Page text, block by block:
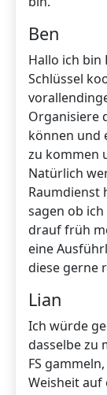
Ben
Hallo ich bin
Schlüssel
Organisiere
können und
zu kommen
Natürlich
Raumdienst
sagen ob
drauf früh
eine
diese gerne
Lian
Ich würde
dasselbe zu
FS
Weisheit auf